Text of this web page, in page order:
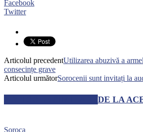
Facebook
Twitter
Articolul precedentUtilizarea abuzivă a
consecințe grave
Articolul următorSorocenii sunt invitați la
DE LA
Soroca